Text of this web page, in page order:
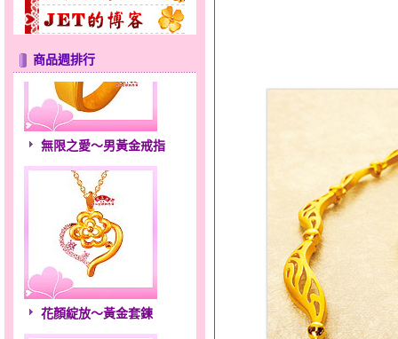
商品週排行
無限之愛～男黃金戒指
花顏綻放～黃金套鍊